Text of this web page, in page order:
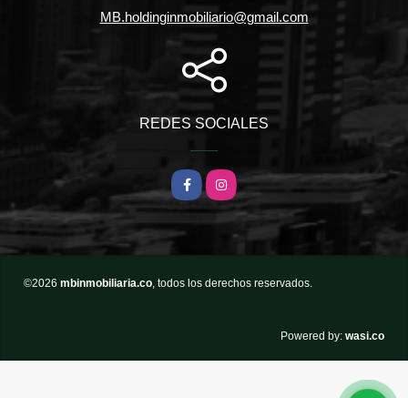
MB.holdinginmobiliario@gmail.com
REDES SOCIALES
FacebookInstagram
©2026 mbinmobiliaria.co , todos los derechos reservados.
Powered by: wasi.co